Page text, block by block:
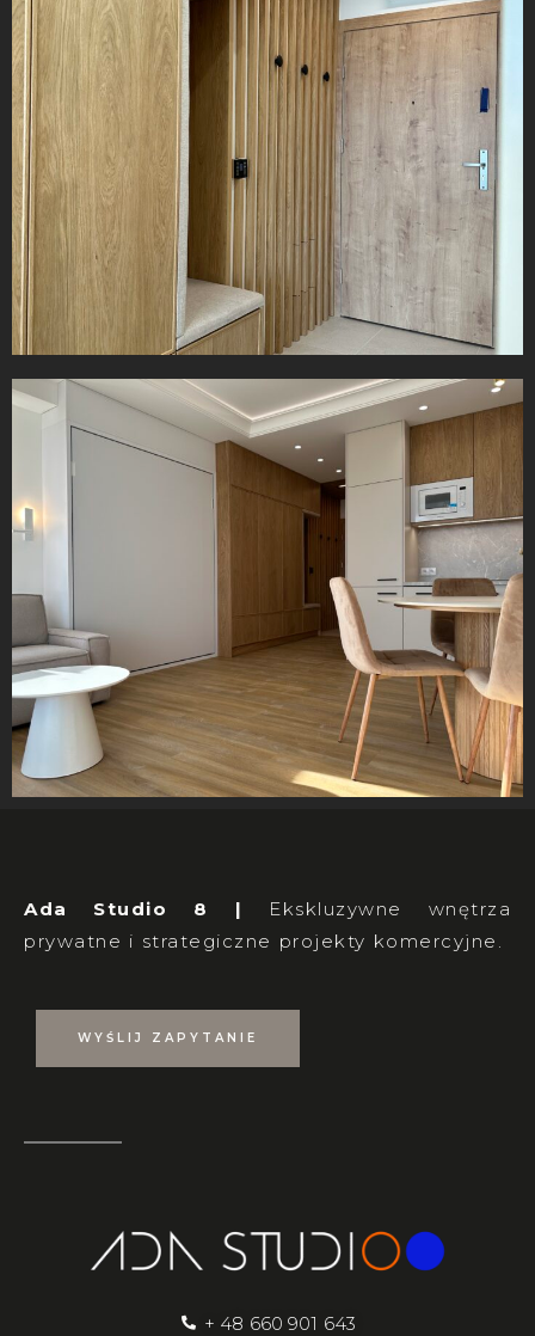
Ada Studio 8 | Ekskluzywne wnętrza
prywatne i strategiczne projekty komercyjne.
WYŚLIJ ZAPYTANIE
+ 48 660 901 643